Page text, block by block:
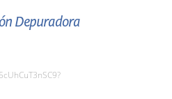
Depuradora